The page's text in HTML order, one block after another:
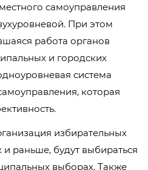
самоуправления
При этом
работа органов
и городских
система
которая
избирательных
раньше, будут выбираться
выборах. Также